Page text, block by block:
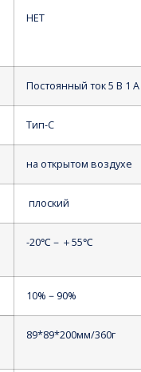
НЕТ
Постоянный ток 5 В 1 А
Тип-С
на открытом воздухе
плоский
-20℃－＋55℃
10%－90%
89*89*200мм/360г